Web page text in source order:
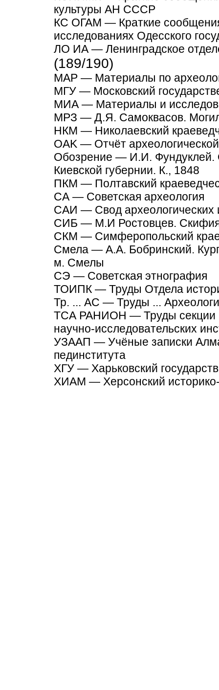
культуры АН СССР
КС ОГАМ — Краткие
исследованиях Одесского
ЛО ИА — Ленинградское
(189/190)
MAP — Материалы по
МГУ — Московский
МИА — Материалы и
МРЗ — Д.Я. Самоквасов.
НКМ — Николаевский
OAK — Отчёт
Обозрение — И.И. Фундуклей.
Киевской губернии. К., 1848
ПКМ — Полтавский
СА — Советская археология
САИ — Свод археологических
СИБ — М.И Ростовцев.
СКМ — Симферопольский
Смела — А.А. Бобринский.
м. Смелы
СЭ — Советская этнография
ТОИПК — Труды Отдела
Тр. ... АС — Труды ...
ТСА РАНИОН — Труды секции
научно-исследовательских
УЗААП — Учёные записки
пединститута
ХГУ — Харьковский
ХИАМ — Херсонский